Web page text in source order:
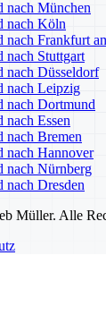
nach München
nach Köln
nach Frankfurt
nach Stuttgart
nach Düsseldorf
nach Leipzig
nach Dortmund
nach Essen
nach Bremen
nach Hannover
nach Nürnberg
nach Dresden
Müller. Alle